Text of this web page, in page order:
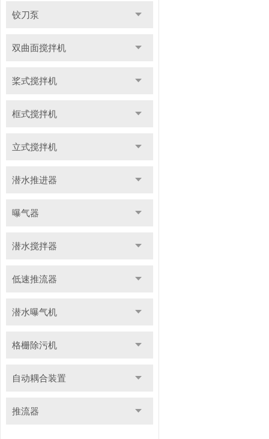
铰刀泵
双曲面搅拌机
桨式搅拌机
框式搅拌机
立式搅拌机
潜水推进器
曝气器
潜水搅拌器
低速推流器
潜水曝气机
格栅除污机
自动耦合装置
推流器